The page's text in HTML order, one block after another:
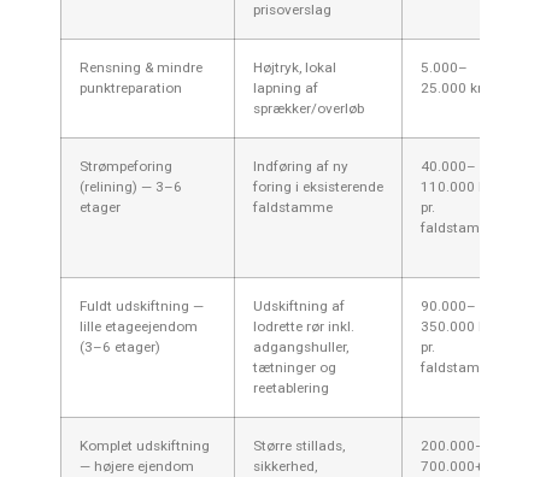
prisoverslag
Rensning & mindre
punktreparation
Højtryk, lokal
lapning af
sprækker/overløb
5.000–
25.000 kr.
Strømpeforing
(relining) — 3–6
etager
Indføring af ny
foring i eksisterende
faldstamme
40.000–
110.000 kr.
pr.
faldstamme
Fuldt udskiftning —
lille etageejendom
(3–6 etager)
Udskiftning af
lodrette rør inkl.
adgangshuller,
tætninger og
reetablering
90.000–
350.000 kr.
pr.
faldstamme
Komplet udskiftning
— højere ejendom
Større stillads,
sikkerhed,
200.000–
700.000+